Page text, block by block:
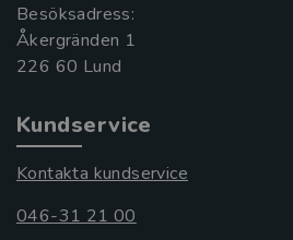
Besöksadress:
Åkergränden 1
Kundservice
Kontakta kundservice
046-31 21 00